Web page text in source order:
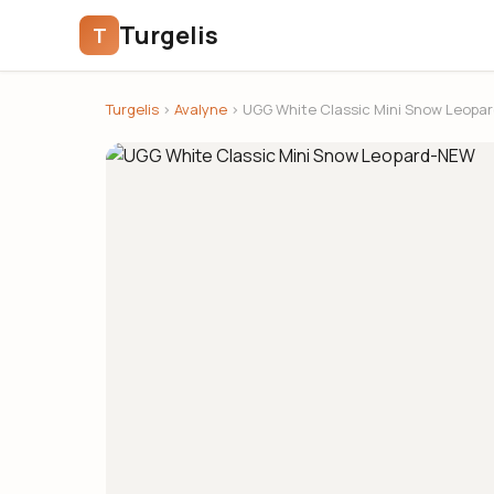
T Turgelis
Turgelis › Avalyne › UGG White Classic Mini Snow